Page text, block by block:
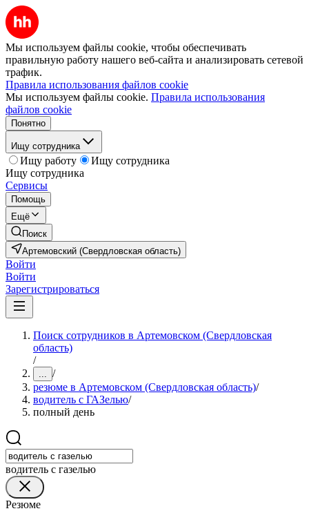
Мы используем файлы cookie, чтобы обеспечивать
правильную работу нашего веб-сайта и анализировать сетевой
трафик.
Правила использования файлов cookie
Мы используем файлы cookie. Правила использования
файлов cookie
Понятно
Ищу сотрудника
Ищу работу
Ищу сотрудника
Ищу сотрудника
Сервисы
Помощь
Ещё
Поиск
Артемовский (Свердловская область)
Войти
Войти
Зарегистрироваться
Поиск сотрудников в Артемовском (Свердловская
область)
/
... /
резюме в Артемовском (Свердловская область)/
водитель с ГАЗелью/
полный день
водитель с газелью
Резюме